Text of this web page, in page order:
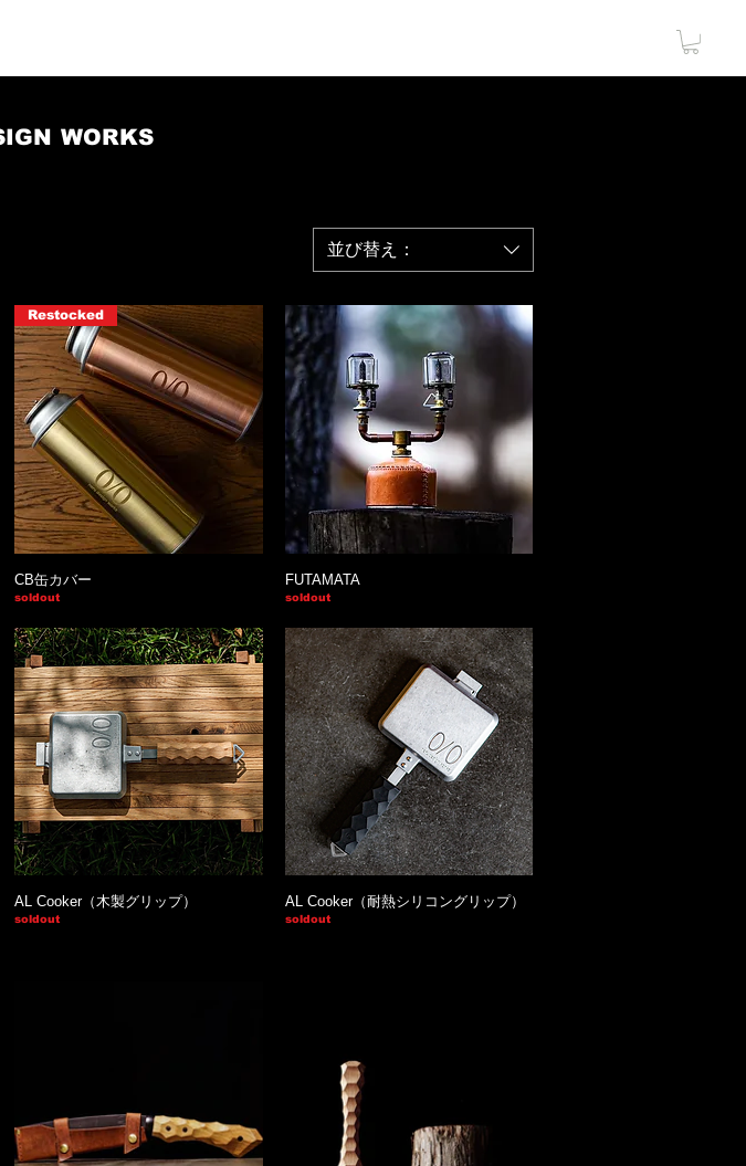
WORKS
並び替え：
Restocked
CB缶カバー
soldout
FUTAMATA
soldout
AL Cooker（木製グリップ）
soldout
AL Cooker（耐熱シリコングリップ）
soldout